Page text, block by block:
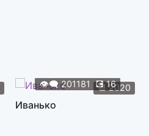
📆 2020
👁️‍🗨️201181 💽16
Иванько